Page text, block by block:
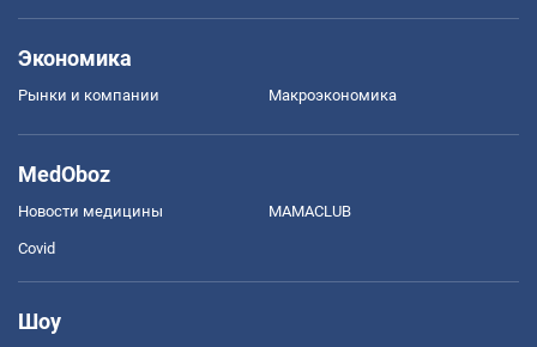
Экономика
Рынки и компании Mакроэкономика
MedOboz
Новости медицины MAMACLUB
Covid
Шоу